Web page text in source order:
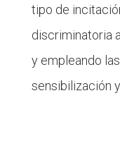
tipo de
discriminatoria
y empleando
sensibilización